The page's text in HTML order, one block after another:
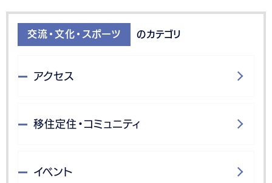
交流・文化・スポーツ のカテゴリ
アクセス
移住定住・コミュニティ
イベント